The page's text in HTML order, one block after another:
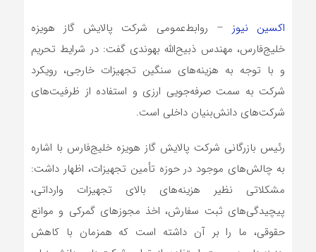
اکسین نیوز – روابط‌عمومی شرکت پالایش گاز هویزه
خلیج‌فارس، مهندس ذبیح‌الله بهوندی گفت: در شرایط تحریم
و با توجه به هزینه‌های سنگین تجهیزات خارجی، رویکرد
شرکت به سمت صرفه‌جویی ارزی و استفاده از ظرفیت‌های
شرکت‌های دانش‌بنیان داخلی است.
رئیس بازرگانی شرکت پالایش گاز هویزه خلیج‌فارس با اشاره
به چالش‌های موجود در حوزه تأمین تجهیزات، اظهار داشت:
مشکلاتی نظیر هزینه‌های بالای تجهیزات وارداتی،
پیچیدگی‌های ثبت سفارش، اخذ مجوزهای گمرکی و موانع
حقوقی، ما را بر آن داشته است که همزمان با کاهش